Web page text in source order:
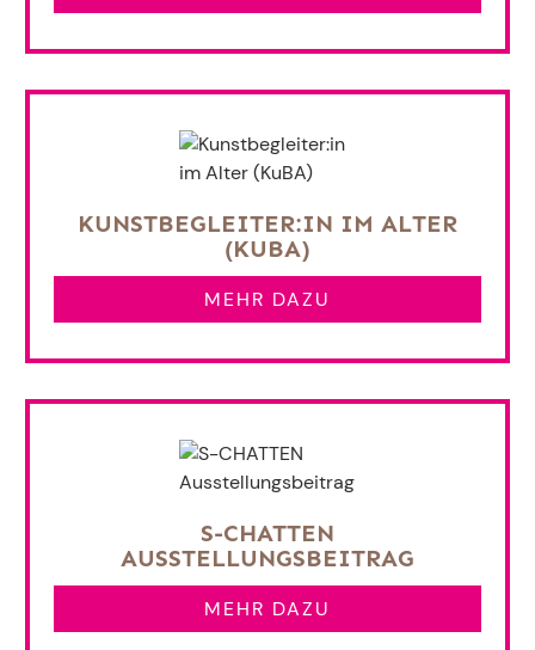
KUNSTBEGLEITER:IN IM ALTER
(KUBA)
MEHR DAZU
S-CHATTEN
AUSSTELLUNGSBEITRAG
MEHR DAZU